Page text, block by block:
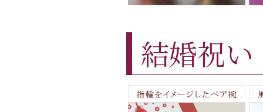
結婚祝い